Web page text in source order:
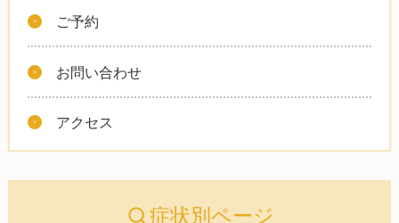
ご予約
お問い合わせ
アクセス
症状別ページ